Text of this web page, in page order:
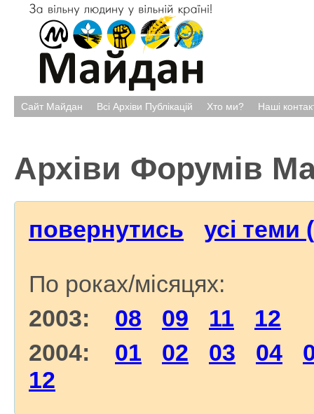
Сайт Майдан Всі Архіви Публікацій Хто ми? Наші
Архіви Форумів
повернутись усі теми
По роках/місяцях:
2003: 08 09 11
12
2004: 01 02 03 04
12